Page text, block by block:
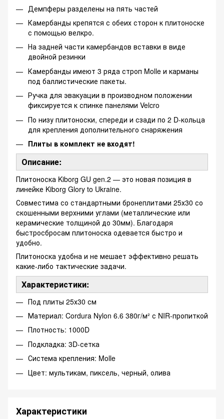
Демпферы разделены на пять частей
Камербанды крепятся с обеих сторон к плитоноске
с помощью велкро.
На задней части камербандов вставки в виде
двойной резинки
Камербанды имеют 3 ряда строп Molle и карманы
под баллистические пакеты.
Ручка для эвакуации в производном положении
фиксируется к спинке панелями Velcro
По низу плитоноски, спереди и сзади по 2 D-кольца
для крепления дополнительного снаряжения
Плиты в комплект не входят!
Описание:
Плитоноска Kiborg GU gen.2 — это новая позиция в
линейке Kiborg Glory to Ukraine.
Совместима со стандартными бронеплитами 25х30 со
скошенными верхними углами (металлические или
керамические толщиной до 30мм). Благодаря
быстросбросам плитоноска одевается быстро и
удобно.
Плитоноска удобна и не мешает эффективно решать
какие-либо тактические задачи.
Характеристики:
Под плиты 25х30 см
Материал: Cordura Nylon 6.6 380г/м² с NIR-пропиткой
Плотность: 1000D
Подкладка: 3D-сетка
Система крепления: Molle
Цвет: мультикам, пиксель, черный, олива
Характеристики